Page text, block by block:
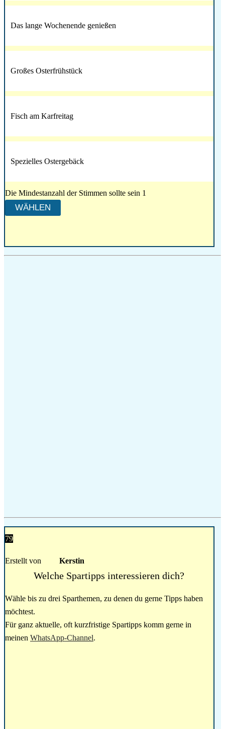
Das lange Wochenende genießen
Großes Osterfrühstück
Fisch am Karfreitag
Spezielles Ostergebäck
Die Mindestanzahl der Stimmen sollte sein 1
79
Erstellt von Kerstin
Welche Spartipps interessieren dich?
Wähle bis zu drei Sparthemen, zu denen du gerne Tipps haben
möchtest.
Für ganz aktuelle, oft kurzfristige Spartipps komm gerne in
meinen WhatsApp-Channel.